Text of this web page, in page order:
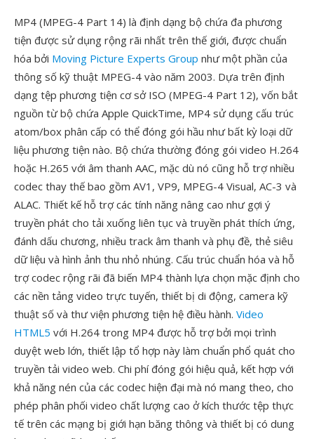
MP4 (MPEG-4 Part 14) là định dạng bộ chứa đa phương
tiện được sử dụng rộng rãi nhất trên thế giới, được chuẩn
hóa bởi Moving Picture Experts Group như một phần của
thông số kỹ thuật MPEG-4 vào năm 2003. Dựa trên định
dạng tệp phương tiện cơ sở ISO (MPEG-4 Part 12), vốn bắt
nguồn từ bộ chứa Apple QuickTime, MP4 sử dụng cấu trúc
atom/box phân cấp có thể đóng gói hầu như bất kỳ loại dữ
liệu phương tiện nào. Bộ chứa thường đóng gói video H.264
hoặc H.265 với âm thanh AAC, mặc dù nó cũng hỗ trợ nhiều
codec thay thế bao gồm AV1, VP9, MPEG-4 Visual, AC-3 và
ALAC. Thiết kế hỗ trợ các tính năng nâng cao như gợi ý
truyền phát cho tải xuống liên tục và truyền phát thích ứng,
đánh dấu chương, nhiều track âm thanh và phụ đề, thẻ siêu
dữ liệu và hình ảnh thu nhỏ nhúng. Cấu trúc chuẩn hóa và hỗ
trợ codec rộng rãi đã biến MP4 thành lựa chọn mặc định cho
các nền tảng video trực tuyến, thiết bị di động, camera kỹ
thuật số và thư viện phương tiện hệ điều hành. Video
HTML5 với H.264 trong MP4 được hỗ trợ bởi mọi trình
duyệt web lớn, thiết lập tổ hợp này làm chuẩn phổ quát cho
truyền tải video web. Chi phí đóng gói hiệu quả, kết hợp với
khả năng nén của các codec hiện đại mà nó mang theo, cho
phép phân phối video chất lượng cao ở kích thước tệp thực
tế trên các mạng bị giới hạn băng thông và thiết bị có dung